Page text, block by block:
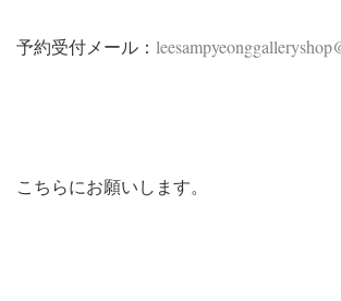
予約受付メール：
こちらにお願いします。